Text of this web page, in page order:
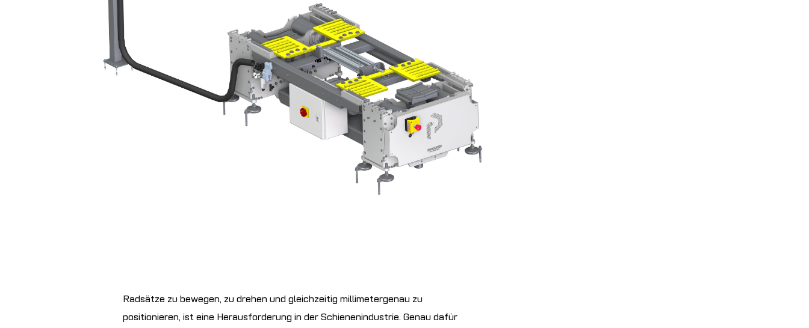
Radsätze zu bewegen, zu drehen und gleichzeitig millimetergenau zu
positionieren, ist eine Herausforderung in der Schienenindustrie. Genau dafür